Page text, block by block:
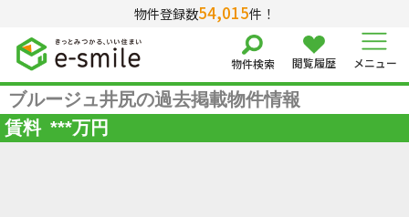
物件登録数54,015件！
物件検索 閲覧履歴 メニュー
ブルージュ井尻の過去掲載物件情報
賃料 ***万円